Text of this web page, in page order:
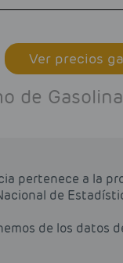
Ver precios
de
pertenece a la
de
de los datos